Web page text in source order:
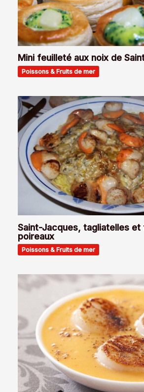
Mini feuilleté aux noix de
Poissons & Fruits de mer
Saint-Jacques, tagliatelles et
poireaux
Poissons & Fruits de mer